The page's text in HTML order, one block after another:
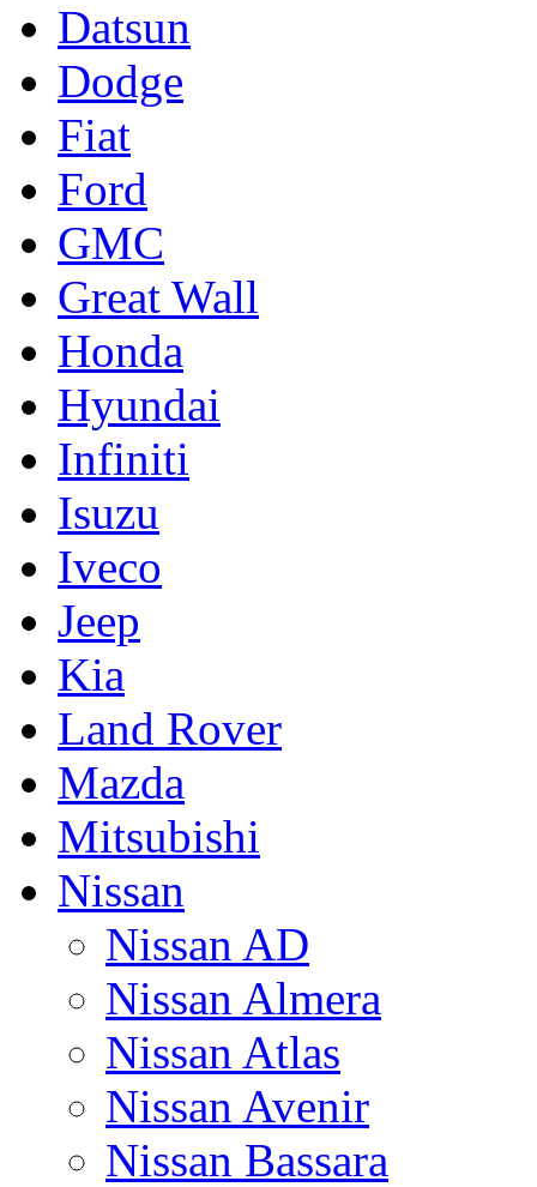
Datsun
Dodge
Fiat
Ford
GMC
Great Wall
Honda
Hyundai
Infiniti
Isuzu
Iveco
Jeep
Kia
Land Rover
Mazda
Mitsubishi
Nissan
Nissan AD
Nissan Almera
Nissan Atlas
Nissan Avenir
Nissan Bassara